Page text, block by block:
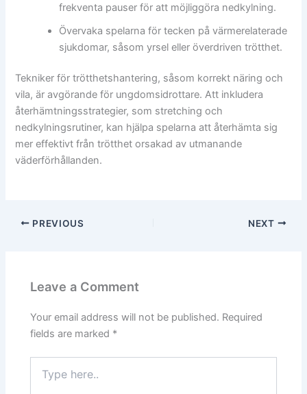
frekventa pauser för att möjliggöra nedkylning.
Övervaka spelarna för tecken på värmerelaterade
sjukdomar, såsom yrsel eller överdriven trötthet.
Tekniker för trötthetshantering, såsom korrekt näring och
vila, är avgörande för ungdomsidrottare. Att inkludera
återhämtningsstrategier, som stretching och
nedkylningsrutiner, kan hjälpa spelarna att återhämta sig
mer effektivt från trötthet orsakad av utmanande
väderförhållanden.
PREVIOUS NEXT
Leave a Comment
Your email address will not be published. Required
fields are marked *
here..